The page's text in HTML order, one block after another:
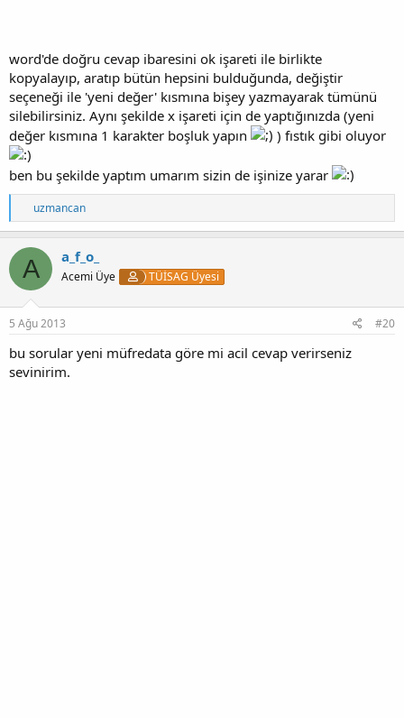
word'de doğru cevap ibaresini ok işareti ile birlikte
kopyalayıp, aratıp bütün hepsini bulduğunda, değiştir
seçeneği ile 'yeni değer' kısmına bişey yazmayarak tümünü
silebilirsiniz. Aynı şekilde x işareti için de yaptığınızda (yeni
değer kısmına 1 karakter boşluk yapın
) fıstık gibi oluyor
ben bu şekilde yaptım umarım sizin de işinize yarar
T
e
p
k
i
e
r
:
uzmancan
A a_f_o_
Acemi Üye TÜİSAG Üyesi
5 Ağu 2013 #20
bu sorular yeni müfredata göre mi acil cevap verirseniz
sevinirim.